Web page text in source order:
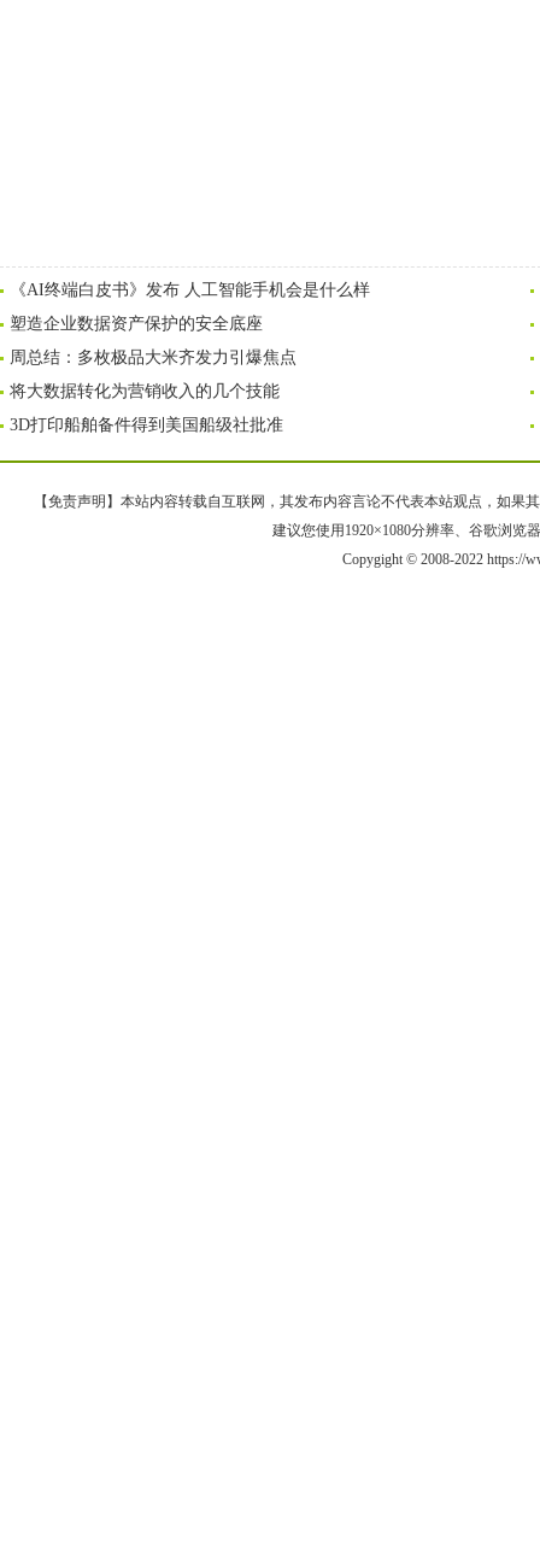
《AI终端白皮书》发布 人工智能手机会是什么样
塑造企业数据资产保护的安全底座
周总结：多枚极品大米齐发力引爆焦点
将大数据转化为营销收入的几个技能
3D打印船舶备件得到美国船级社批准
【免责声明】本站内容转载自互联网，其发布内容言论不代表本站观点，如果
建议您使用1920×1080分辨率、谷歌浏览
Copygight © 2008-2022 https://